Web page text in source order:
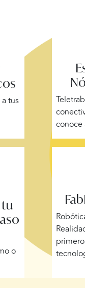
tus
conoce
o